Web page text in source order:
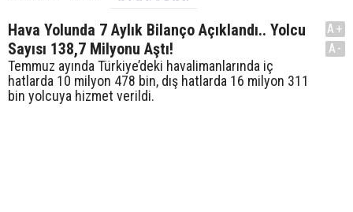
Hava Yolunda 7 Aylık Bilanço Açıklandı.. Yolcu
Sayısı 138,7 Milyonu Aştı!
Temmuz ayında Türkiye’deki havalimanlarında iç
hatlarda 10 milyon 478 bin, dış hatlarda 16 milyon 311
bin yolcuya hizmet verildi.
A+
A-